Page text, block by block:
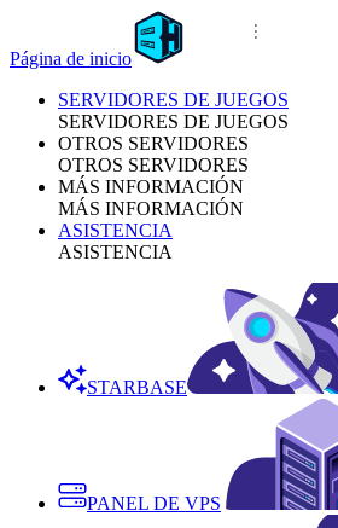
Página de inicio
SERVIDORES DE JUEGOS
SERVIDORES DE JUEGOS
OTROS SERVIDORES
OTROS SERVIDORES
MÁS INFORMACIÓN
MÁS INFORMACIÓN
ASISTENCIA
ASISTENCIA
STARBASE
PANEL DE VPS